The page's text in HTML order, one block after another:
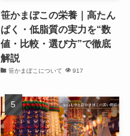
笹かまぼこの栄養｜高たん
ぱく・低脂質の実力を“数
値・比較・選び方”で徹底
解説
笹かまぼこについて 917